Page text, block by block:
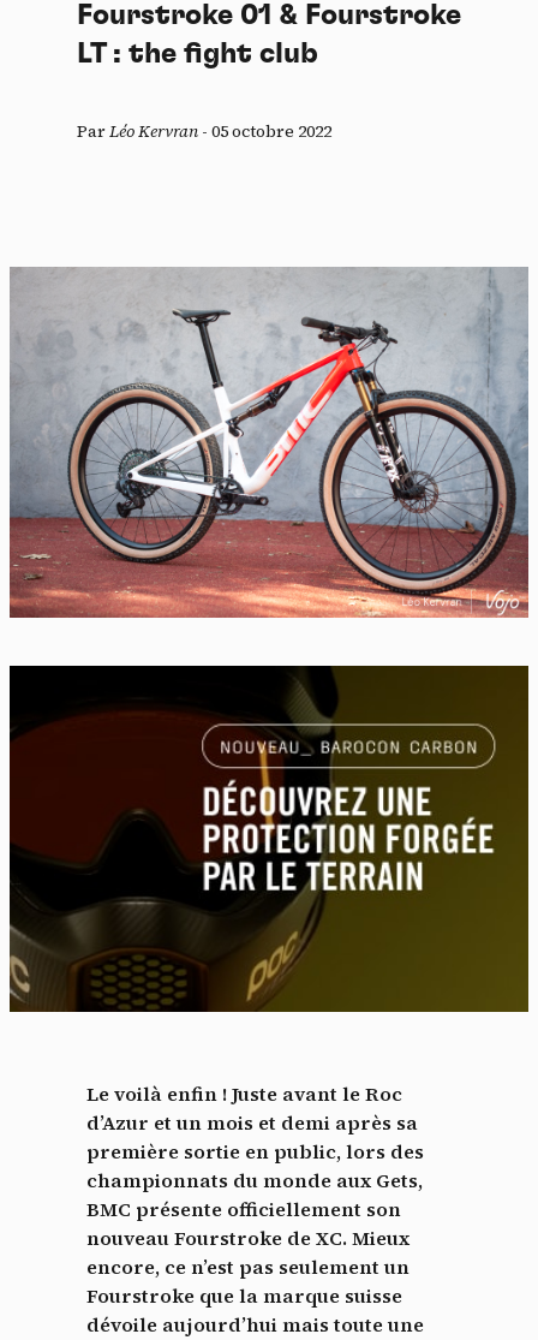
Fourstroke 01 & Fourstroke
LT : the fight club
ParLéo Kervran - 05 octobre 2022
Le voilà enfin ! Juste avant le Roc
d’Azur et un mois et demi après sa
première sortie en public, lors des
championnats du monde aux Gets,
BMC présente officiellement son
nouveau Fourstroke de XC. Mieux
encore, ce n’est pas seulement un
Fourstroke que la marque suisse
dévoile aujourd’hui mais toute une